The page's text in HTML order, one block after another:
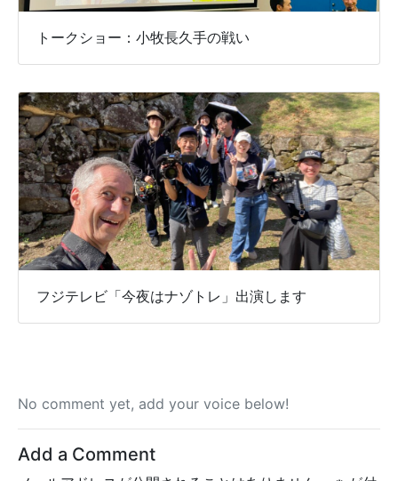
トークショー：小牧長久手の戦い
フジテレビ「今夜はナゾトレ」出演します
No comment yet, add your voice below!
Add a Comment